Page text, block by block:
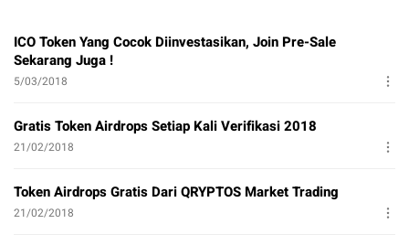
ICO Token Yang Cocok Diinvestasikan, Join Pre-Sale
Sekarang Juga !
5/03/2018
Gratis Token Airdrops Setiap Kali Verifikasi 2018
21/02/2018
Token Airdrops Gratis Dari QRYPTOS Market Trading
21/02/2018